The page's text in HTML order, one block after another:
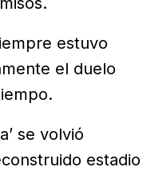
estuvo
el duelo
se volvió
estadio